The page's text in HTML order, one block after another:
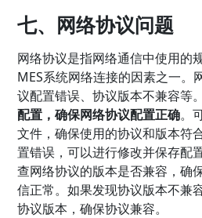
七、网络协议问题
网络协议是指网络通信中使用的
MES系统网络连接的因素之一。
议配置错误、协议版本不兼容等
配置，确保网络协议配置正确。
文件，确保使用的协议和版本符
置错误，可以进行修改并保存配
查网络协议的版本是否兼容，确
信正常。如果发现协议版本不兼
协议版本，确保协议兼容。